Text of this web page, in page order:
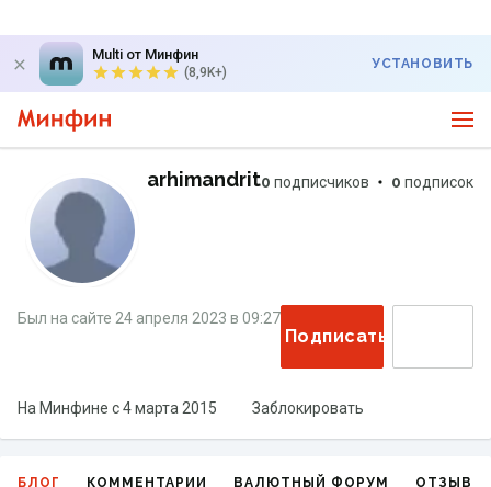
Multi от Минфин
(8,9K+)
УСТАНОВИТЬ
arhimandrit0 подписчиков 0 подписок
Был на сайте 24 апреля 2023 в 09:27
Подписаться
На Минфине с4 марта 2015 Заблокировать
БЛОГ КОММЕНТАРИИ ВАЛЮТНЫЙ ФОРУМ ОТЗЫВЫ